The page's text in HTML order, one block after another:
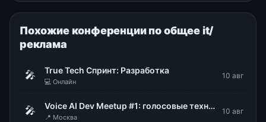
Похожие конференции по общее it/
реклама
🎤 True Tech Спринт: Разработка
💻 Онлайн
10 авг
🎤 Voice AI Dev Meetup #1: голосовые технологии в продакшене
📍 Москва
10 авг